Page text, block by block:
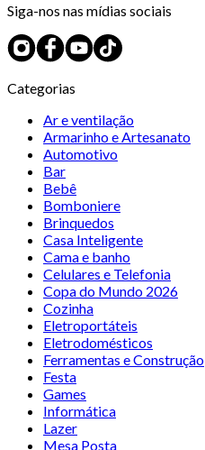
Siga-nos nas mídias sociais
Categorias
Ar e ventilação
Armarinho e Artesanato
Automotivo
Bar
Bebê
Bomboniere
Brinquedos
Casa Inteligente
Cama e banho
Celulares e Telefonia
Copa do Mundo 2026
Cozinha
Eletroportáteis
Eletrodomésticos
Ferramentas e Construção
Festa
Games
Informática
Lazer
Mesa Posta